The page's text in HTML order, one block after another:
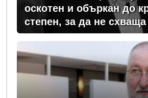
оскотен и объркан до
степен, за да не
какви хора се